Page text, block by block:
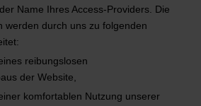
Name Ihres Access-Providers. Die
werden durch uns zu folgenden
reibungslosen
der Website,
komfortablen Nutzung unserer